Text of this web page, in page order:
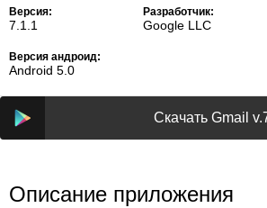
Версия:
7.1.1
Разработчик:
Google LLC
Версия андроид:
Android 5.0
Скачать Gmail
Описание приложения